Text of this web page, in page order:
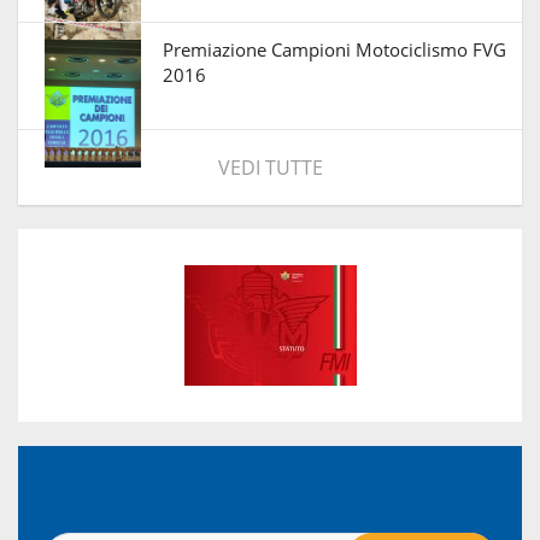
Premiazione Campioni Motociclismo FVG
2016
VEDI TUTTE